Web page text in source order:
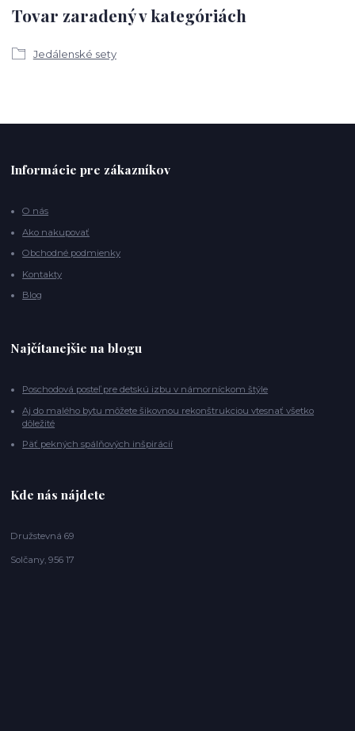
Tovar zaradený v kategóriách
Jedálenské sety
Informácie pre zákazníkov
O nás
Ako nakupovať
Obchodné podmienky
Kontakty
Blog
Najčítanejšie na blogu
Poschodová posteľ pre detskú izbu v námorníckom štýle
Aj do malého bytu môžete šikovnou rekonštrukciou vtesnať všetko
dôležité
Päť pekných spálňových inšpirácií
Kde nás nájdete
Družstevná 69
Solčany, 956 17